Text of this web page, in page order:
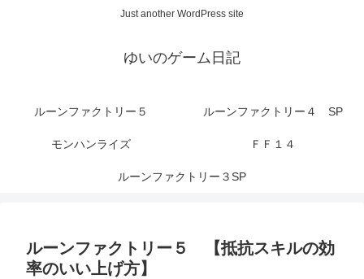
Just another WordPress site
ゆいのゲーム日記
ルーンファクトリー５ ルーンファクトリー４ SP
モンハンライズ ＦＦ１４
ルーンファクトリー３SP
ルーンファクトリー５ 【抵抗スキルの効
率のいい上げ方】